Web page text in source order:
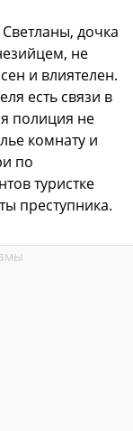
дочка
не
и влиятелен.
есть связи в
полиция не
комнату и
по
туристке
преступника.